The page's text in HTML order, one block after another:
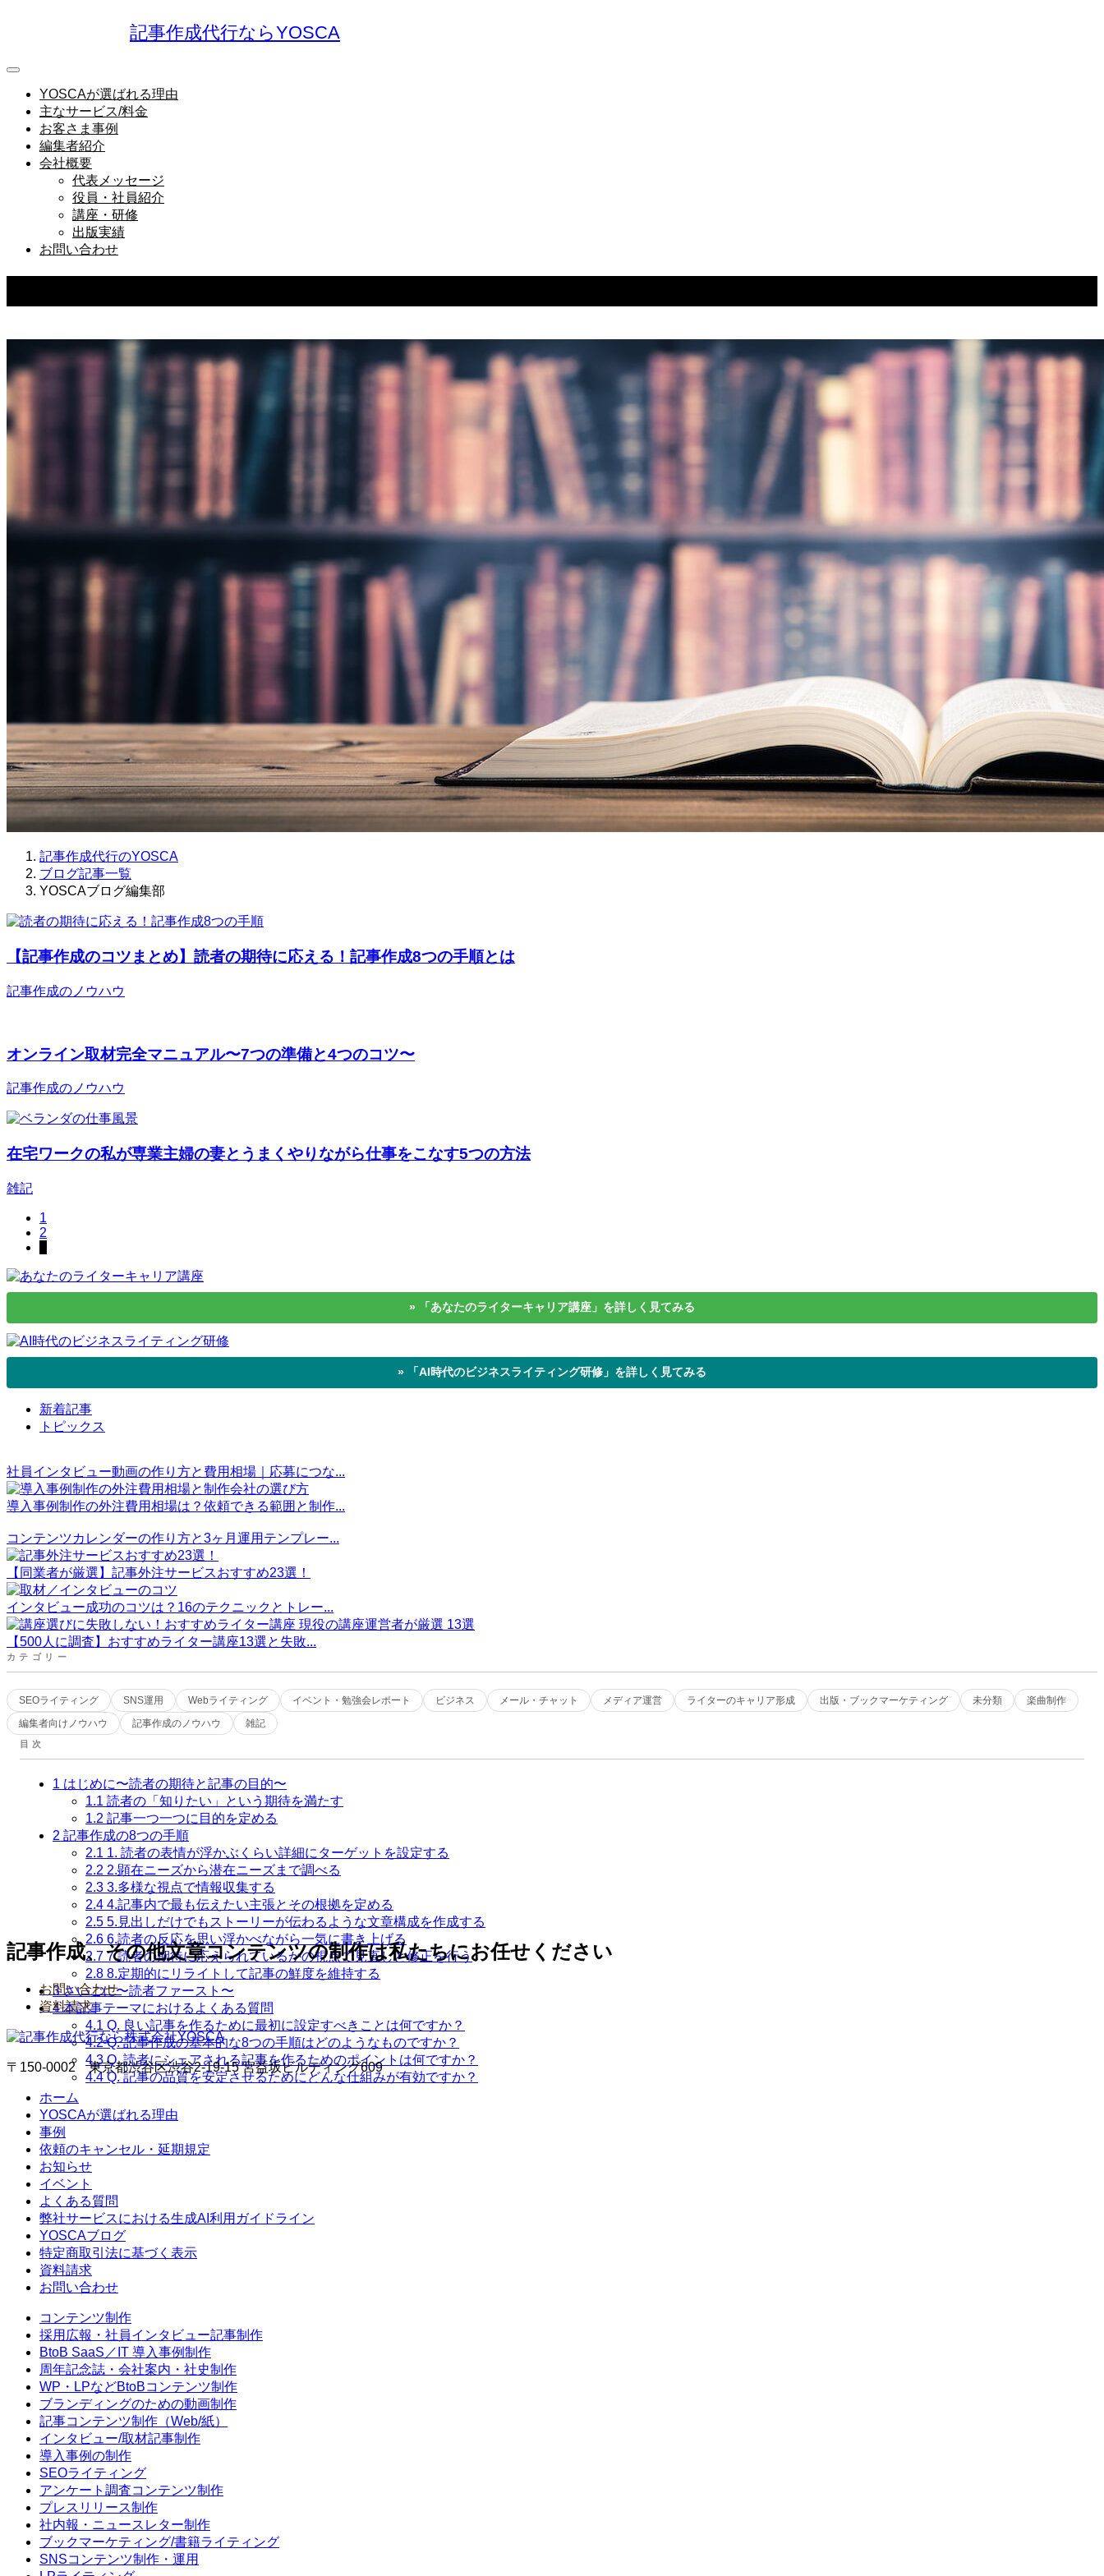
記事作成代行ならYOSCA
YOSCAが選ばれる理由
主なサービス/料金
お客さま事例
編集者紹介
会社概要
代表メッセージ
役員・社員紹介
講座・研修
出版実績
お問い合わせ
記事作成代行のYOSCA
ブログ記事一覧
YOSCAブログ編集部
【記事作成のコツまとめ】読者の期待に応える！記事作成8つの手順とは
記事作成のノウハウ
オンライン取材完全マニュアル〜7つの準備と4つのコツ〜
記事作成のノウハウ
在宅ワークの私が専業主婦の妻とうまくやりながら仕事をこなす5つの方法
雑記
1
2
» 「あなたのライターキャリア講座」を詳しく見てみる
» 「AI時代のビジネスライティング研修」を詳しく見てみる
新着記事
トピックス
社員インタビュー動画の作り方と費用相場｜応募につな...
導入事例制作の外注費用相場は？依頼できる範囲と制作...
コンテンツカレンダーの作り方と3ヶ月運用テンプレー...
【同業者が厳選】記事外注サービスおすすめ23選！
インタビュー成功のコツは？16のテクニックとトレー...
【500人に調査】おすすめライター講座13選と失敗...
カテゴリー
SEOライティング SNS運用 Webライティング イベント・勉強会レポート ビジネス メール・チャット メディア運営 ライターのキャリア形成 出版・ブックマーケティング 未分類
楽曲制作
編集者向けノウハウ
記事作成のノウハウ 雑記
目次
1 はじめに〜読者の期待と記事の目的〜
1.1 読者の「知りたい」という期待を満たす
1.2 記事一つ一つに目的を定める
2 記事作成の8つの手順
2.1 1. 読者の表情が浮かぶくらい詳細にターゲットを設定する
2.2 2.顕在ニーズから潜在ニーズまで調べる
2.3 3.多様な視点で情報収集する
2.4 4.記事内で最も伝えたい主張とその根拠を定める
2.5 5.見出しだけでもストーリーが伝わるような文章構成を作成する
2.6 6.読者の反応を思い浮かべながら一気に書き上げる
2.77.読者の期待に応えられているかの視点で見直しと修正を行う
2.8 8.定期的にリライトして記事の鮮度を維持する
3さいごに〜読者ファースト〜
4本記事テーマにおけるよくある質問
4.1 Q. 良い記事を作るために最初に設定すべきことは何ですか？
4.2Q. 記事作成の基本的な8つの手順はどのようなものですか？
4.3Q. 読者にシェアされる記事を作るためのポイントは何ですか？
4.4Q. 記事の品質を安定させるためにどんな仕組みが有効ですか？
記事作成、その他文章コンテンツの制作は私たちにお任せください
お問い合わせ
資料請求
〒150-0002 東京都渋谷区渋谷2-19-15 宮益坂ビルディング609
ホーム
YOSCAが選ばれる理由
事例
依頼のキャンセル・延期規定
お知らせ
イベント
よくある質問
弊社サービスにおける生成AI利用ガイドライン
YOSCAブログ
特定商取引法に基づく表示
資料請求
お問い合わせ
コンテンツ制作
採用広報・社員インタビュー記事制作
BtoB SaaS／IT 導入事例制作
周年記念誌・会社案内・社史制作
WP・LPなどBtoBコンテンツ制作
ブランディングのための動画制作
記事コンテンツ制作（Web/紙）
インタビュー/取材記事制作
導入事例の制作
SEOライティング
アンケート調査コンテンツ制作
プレスリリース制作
社内報・ニュースレター制作
ブックマーケティング/書籍ライティング
SNSコンテンツ制作・運用